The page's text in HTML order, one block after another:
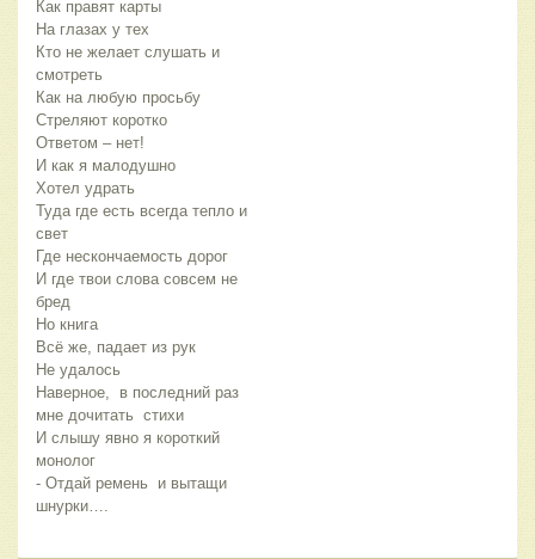
Как правят карты
На глазах у тех
Кто не желает слушать и
смотреть
Как на любую просьбу
Стреляют коротко
Ответом – нет!
И как я малодушно
Хотел удрать
Туда где есть всегда тепло и
свет
Где нескончаемость дорог
И где твои слова совсем не
бред
Но книга
Всё же, падает из рук
Не удалось
Наверное, в последний раз
мне дочитать стихи
И слышу явно я короткий
монолог
- Отдай ремень и вытащи
шнурки….